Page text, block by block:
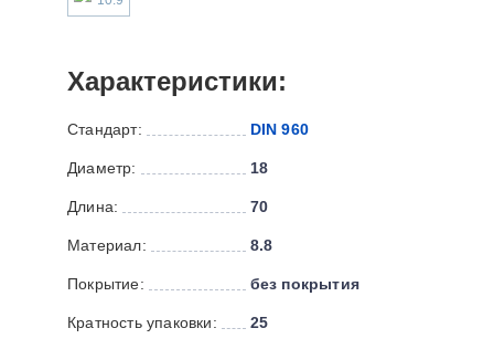
Характеристики:
Стандарт: DIN 960
Диаметр: 18
Длина: 70
Материал: 8.8
Покрытие: без покрытия
Кратность упаковки: 25